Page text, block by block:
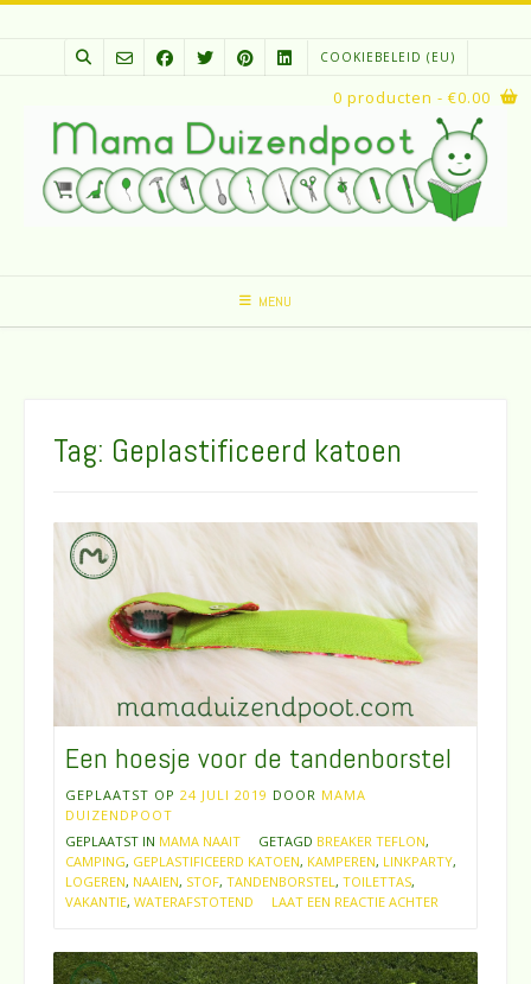
Spring
COOKIEBELEID (EU)
MENU
0 producten - €0.00
Tag: Geplastificeerd katoen
Een hoesje voor de tandenborstel
GEPLAATST OP 24 JULI 2019 DOOR MAMA
DUIZENDPOOT
GEPLAATST IN MAMA NAAIT GETAGD BREAKER TEFLON,
CAMPING, GEPLASTIFICEERD KATOEN, KAMPEREN, LINKPARTY,
LOGEREN, NAAIEN, STOF, TANDENBORSTEL, TOILETTAS,
VAKANTIE, WATERAFSTOTEND LAAT EEN REACTIE ACHTER